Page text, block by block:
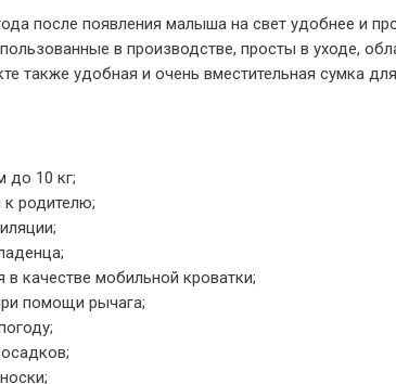
после появления малыша на свет удобнее и
в производстве, просты в уходе,
также удобная и очень вместительная сумка
до 10 кг;
к родителю;
качестве мобильной кроватки;
помощи рычага;